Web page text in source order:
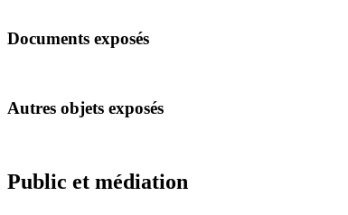
Documents exposés
Autres objets exposés
Public et médiation